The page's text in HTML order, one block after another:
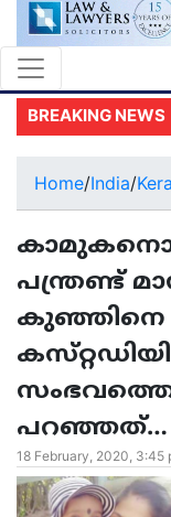
BREAKING NEWS
Home/India/
പന്ത്രണ്ട്
കുഞ്ഞിനെ
പറഞ്ഞത്…
18 February, 2020, 3:45